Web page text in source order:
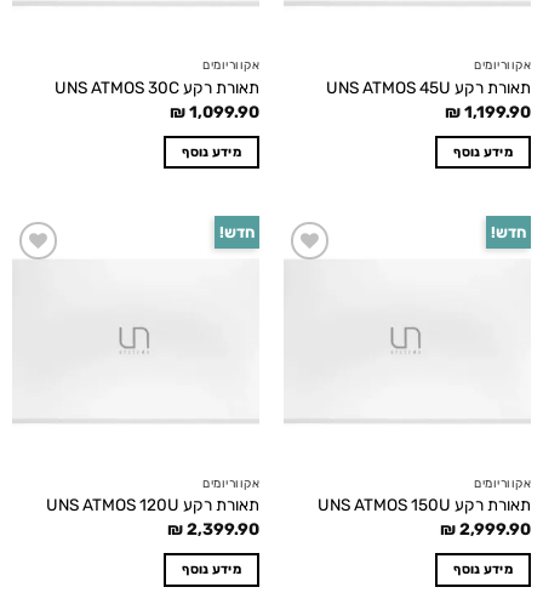
אקווריומים
תאורת רקע UNS ATMOS 45U
₪1,199.90
מידע נוסף
אקווריומים
תאורת רקע UNS ATMOS 30C
₪1,099.90
מידע נוסף
חדש!
אקווריומים
תאורת רקע UNS ATMOS 150U
₪2,999.90
מידע נוסף
חדש!
אקווריומים
תאורת רקע UNS ATMOS 120U
₪2,399.90
מידע נוסף